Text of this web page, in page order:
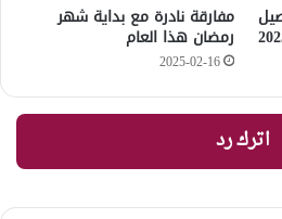
مفارقة نادرة مع بداية شهر
رمضان هذا العام
2025-02-16
اترك رد